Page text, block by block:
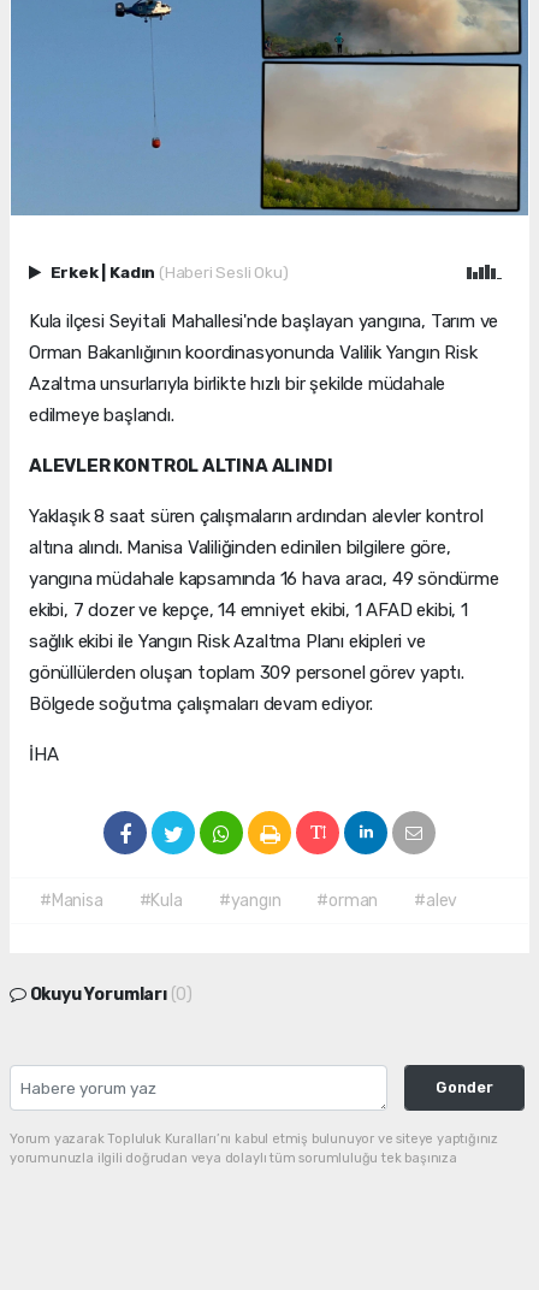
Erkek Kadın (Haberi Sesli Oku)
Kula ilçesi Seyitali Mahallesi'nde başlayan yangına, Tarım ve
Orman Bakanlığının koordinasyonunda Valilik Yangın Risk
Azaltma unsurlarıyla birlikte hızlı bir şekilde müdahale
edilmeye başlandı.
ALEVLER KONTROL ALTINA ALINDI
Yaklaşık 8 saat süren çalışmaların ardından alevler kontrol
altına alındı. Manisa Valiliğinden edinilen bilgilere göre,
yangına müdahale kapsamında 16 hava aracı, 49 söndürme
ekibi, 7 dozer ve kepçe, 14 emniyet ekibi, 1 AFAD ekibi, 1
sağlık ekibi ile Yangın Risk Azaltma Planı ekipleri ve
gönüllülerden oluşan toplam 309 personel görev yaptı.
Bölgede soğutma çalışmaları devam ediyor.
İHA
#Manisa #Kula #yangın #orman #alev
Okuyu Yorumları (0)
Gonder
Yorum yazarak Topluluk Kuralları’nı kabul etmiş bulunuyor ve siteye yaptığınız
yorumunuzla ilgili doğrudan veya dolaylı tüm sorumluluğu tek başınıza